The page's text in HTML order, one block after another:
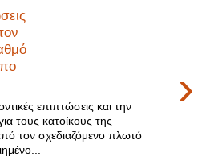
›
επιπτώσεις και την
τους κατοίκους της
τον σχεδιαζόμενο πλωτό